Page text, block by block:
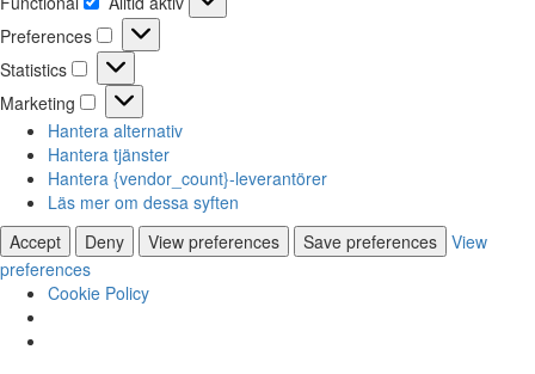
Functional
Preferences
Preferences
Statistics
Statistics
Marketing
Marketing
Hantera alternativ
Hantera tjänster
Hantera {vendor_count}-leverantörer
Läs mer om dessa syften
Accept
Deny View preferences Save preferences View
preferences
Cookie Policy